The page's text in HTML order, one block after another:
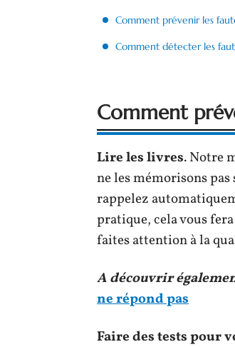
Comment prévenir les
Comment détecter les
Comment
Lire les livres. Notre
ne les mémorisons
rappelez
pratique, cela vous
faites attention à la
A découvrir
ne répond pas
Faire des tests pour